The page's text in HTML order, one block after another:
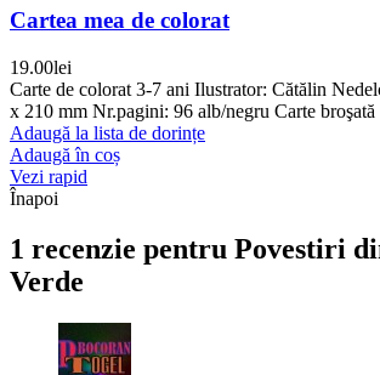
Cartea mea de colorat
19.00lei
Carte de colorat 3-7 ani Ilustrator: Cătălin
x 210 mm Nr.pagini: 96 alb/negru Carte
Adaugă la lista de dorințe
Adaugă în coș
Vezi rapid
Înapoi
1 recenzie pentru Povestiri
Verde